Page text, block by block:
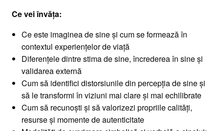
Ce vei învăța:
Ce este imaginea de sine și cum se formează în
contextul experiențelor de viață
Diferențele dintre stima de sine, încrederea în sine și
validarea externă
Cum să identifici distorsiunile din percepția de sine și
să le transformi în viziuni mai clare și mai echilibrate
Cum să recunoști și să valorizezi propriile calități,
resurse și momente de autenticitate